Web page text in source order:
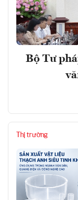
Bộ Tư
Thị trường